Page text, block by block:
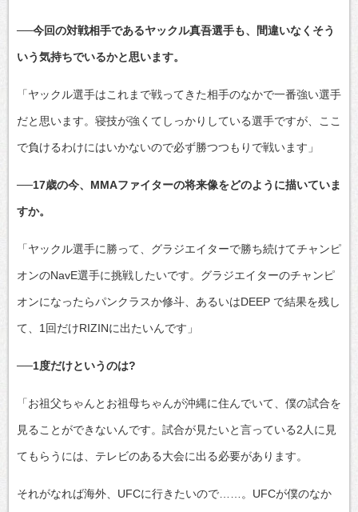
──今回の対戦相手であるヤックル真吾選手も、間違いなくそう
いう気持ちでいるかと思います。
「ヤックル選手はこれまで戦ってきた相手のなかで一番強い選手
だと思います。寝技が強くてしっかりしている選手ですが、ここ
で負けるわけにはいかないので必ず勝つつもりで戦います」
──17歳の今、MMAファイターの将来像をどのように描いていま
すか。
「ヤックル選手に勝って、グラジエイターで勝ち続けてチャンピ
オンのNavE選手に挑戦したいです。グラジエイターのチャンピ
オンになったらパンクラスか修斗、あるいはDEEP で結果を残し
て、1回だけRIZINに出たいんです」
──1度だけというのは?
「お祖父ちゃんとお祖母ちゃんが沖縄に住んでいて、僕の試合を
見ることができないんです。試合が見たいと言っている2人に見
てもらうには、テレビのある大会に出る必要があります。
それがなれば海外、UFCに行きたいので……。UFCが僕のなか